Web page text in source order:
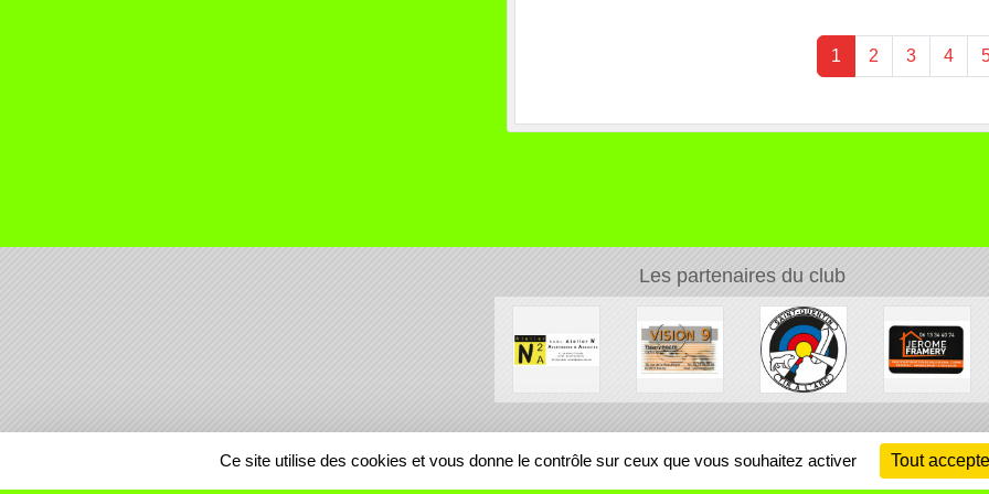
1 2 3 4
Les partenaires du club
REGIONS
Ce site utilise des cookies et vous donne le contrôle sur ceux que vous souhaitez activer Tout